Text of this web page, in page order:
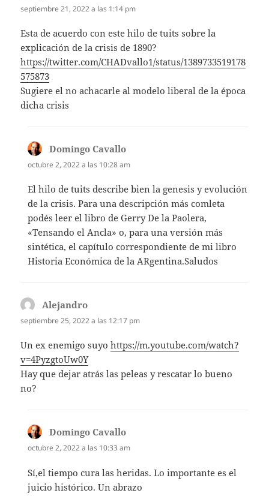
septiembre 21, 2022 a las 1:14 pm
Esta de acuerdo con este hilo de tuits sobre la
explicación de la crisis de 1890?
https://twitter.com/CHADvallo1/status/1389733519178
575873
Sugiere el no achacarle al modelo liberal de la época
dicha crisis
Domingo Cavallo
octubre 2, 2022 a las 10:28 am
El hilo de tuits describe bien la genesis y evolución
de la crisis. Para una descripción más comleta
podés leer el libro de Gerry De la Paolera,
«Tensando el Ancla» o, para una versión más
sintética, el capítulo correspondiente de mi libro
Historia Económica de la ARgentina.Saludos
Alejandro
septiembre 25, 2022 a las 12:17 pm
Un ex enemigo suyohttps://m.youtube.com/watch?
v=4PyzgtoUw0Y
Hay que dejar atrás las peleas y rescatar lo bueno
no?
Domingo Cavallo
octubre 2, 2022 a las 10:33 am
Sí,el tiempo cura las heridas. Lo importante es el
juicio histórico. Un abrazo